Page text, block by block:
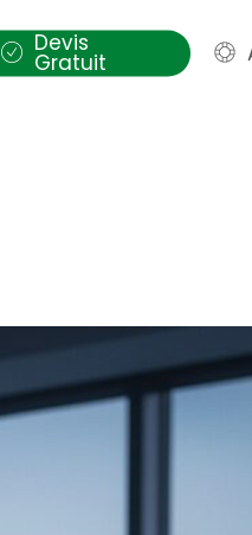
Devis
Gratuit